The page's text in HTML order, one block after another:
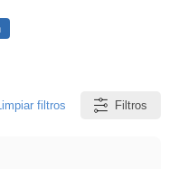
filtros Filtros